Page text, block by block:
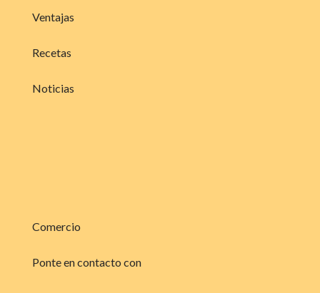
Ventajas
Recetas
Noticias
Comercio
Ponte en contacto con